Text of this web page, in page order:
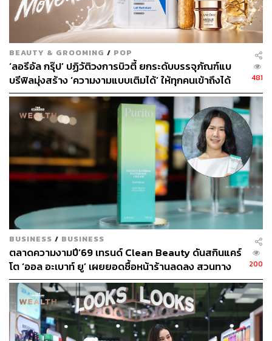
BEAUTY & GROOMING / POP
‘ลอรีอัล กรุ๊ป’ ปฏิวัติวงการบิวตี้ ยกระดับบรรจุภัณฑ์แบ
บรีฟิลมุ่งสร้าง ‘ความงามแบบเติมได้’ ให้ทุกคนเข้าถึงได้
[Advertorial]
481
BUSINESS / BUSINESS
ตลาดความงามปี’69 เทรนด์ Clean Beauty ดันสกินแคร์
โต ‘ออล อะเบาท์ ยู’ เผยยอดซื้อหน้าร้านลดลง สวนทาง
ช่องทางออนไลน์โตกระฉูด
200